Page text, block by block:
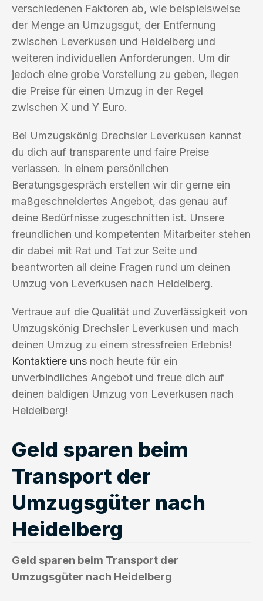
verschiedenen Faktoren ab, wie beispielsweise
der Menge an Umzugsgut, der Entfernung
zwischen Leverkusen und Heidelberg und
weiteren individuellen Anforderungen. Um dir
jedoch eine grobe Vorstellung zu geben, liegen
die Preise für einen Umzug in der Regel
zwischen X und Y Euro.
Bei Umzugskönig Drechsler Leverkusen kannst
du dich auf transparente und faire Preise
verlassen. In einem persönlichen
Beratungsgespräch erstellen wir dir gerne ein
maßgeschneidertes Angebot, das genau auf
deine Bedürfnisse zugeschnitten ist. Unsere
freundlichen und kompetenten Mitarbeiter stehen
dir dabei mit Rat und Tat zur Seite und
beantworten all deine Fragen rund um deinen
Umzug von Leverkusen nach Heidelberg.
Vertraue auf die Qualität und Zuverlässigkeit von
Umzugskönig Drechsler Leverkusen und mach
deinen Umzug zu einem stressfreien Erlebnis!
Kontaktiere uns noch heute für ein
unverbindliches Angebot und freue dich auf
deinen baldigen Umzug von Leverkusen nach
Heidelberg!
Geld sparen beim
Transport der
Umzugsgüter nach
Heidelberg
Geld sparen beim Transport der
Umzugsgüter nach Heidelberg